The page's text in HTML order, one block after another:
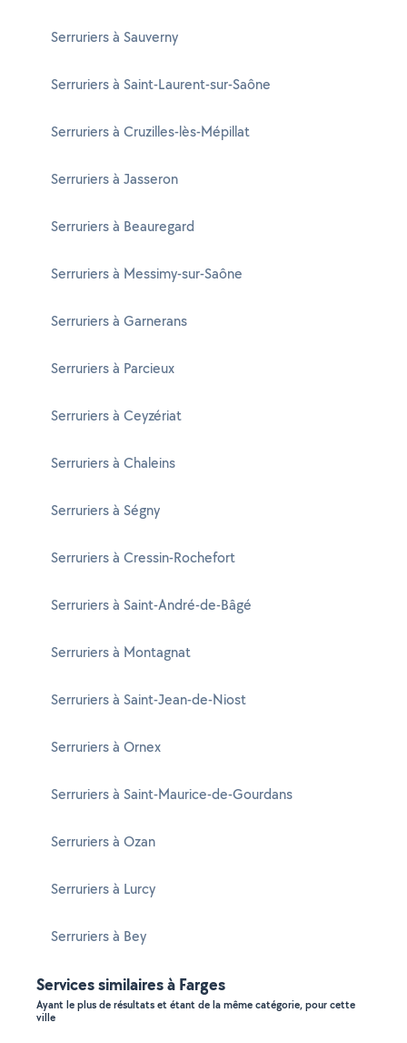
Serruriers à Sauverny
Serruriers à Saint-Laurent-sur-Saône
Serruriers à Cruzilles-lès-Mépillat
Serruriers à Jasseron
Serruriers à Beauregard
Serruriers à Messimy-sur-Saône
Serruriers à Garnerans
Serruriers à Parcieux
Serruriers à Ceyzériat
Serruriers à Chaleins
Serruriers à Ségny
Serruriers à Cressin-Rochefort
Serruriers à Saint-André-de-Bâgé
Serruriers à Montagnat
Serruriers à Saint-Jean-de-Niost
Serruriers à Ornex
Serruriers à Saint-Maurice-de-Gourdans
Serruriers à Ozan
Serruriers à Lurcy
Serruriers à Bey
Services similaires à Farges
Ayant le plus de résultats et étant de la même catégorie, pour cette
ville